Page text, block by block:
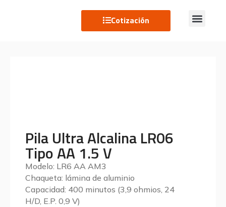
Cotización
Pila Ultra Alcalina LR06
Tipo AA 1.5 V
Modelo: LR6 AA AM3
Chaqueta: lámina de aluminio
Capacidad: 400 minutos (3,9 ohmios, 24
H/D, E.P. 0,9 V)